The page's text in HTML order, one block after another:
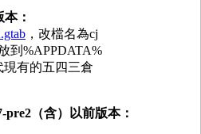
：
，改檔名為cj
到%APPDATA%
現有的五四三倉
pre2（含）以前版本：